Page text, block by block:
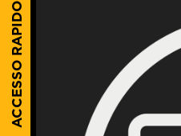
ACCESSO RAPIDO